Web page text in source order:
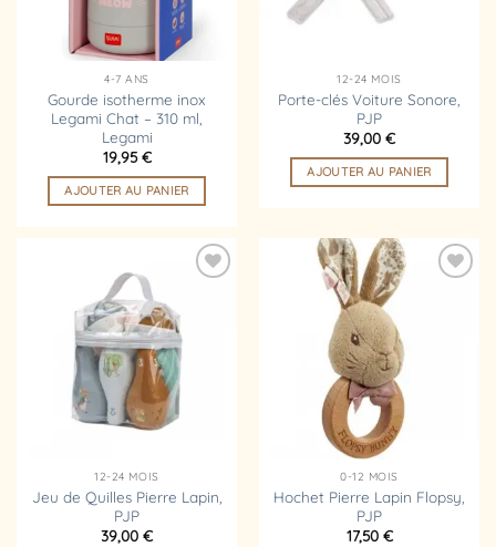
4-7 ANS
Gourde isotherme inox
Legami Chat – 310 ml,
Legami
19,95€
AJOUTER AU PANIER
12-24 MOIS
Porte-clés Voiture Sonore,
PJP
39,00 €
AJOUTER AU PANIER
d’envies
12-24 MOIS
Jeu de Quilles Pierre Lapin,
PJP
39,00 €
0-12 MOIS
Hochet Pierre Lapin Flopsy,
PJP
17,50 €